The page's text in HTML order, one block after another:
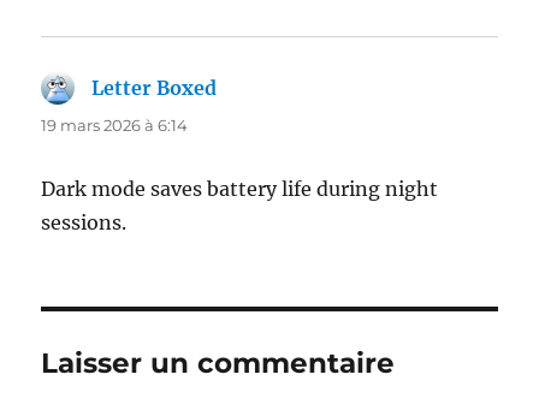
Letter Boxed
19 mars 2026 à 6:14
Dark mode saves battery life during night
sessions.
Laisser un commentaire